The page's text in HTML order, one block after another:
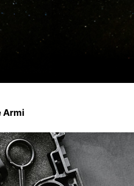
Armi